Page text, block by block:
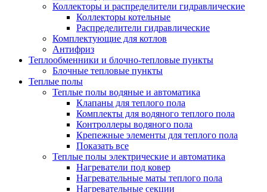
Коллекторы и распределители гидравлические
Коллекторы котельные
Распределители гидравлические
Комплектующие для котлов
Антифриз
Теплообменники и блочно-тепловые пункты
Блочные тепловые пункты
Теплые полы
Теплые полы водяные и автоматика
Клапаны для теплого пола
Комплекты для водяного теплого пола
Контроллеры водяного пола
Крепежные элементы для теплого пола
Показать все
Теплые полы электрические и автоматика
Нагреватели под ковер
Нагревательные маты теплого пола
Нагревательные секции